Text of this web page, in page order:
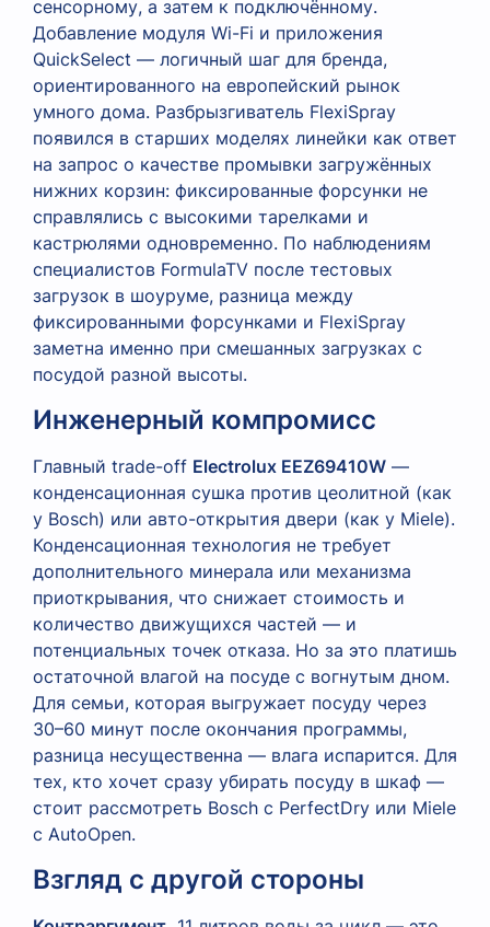
сенсорному, а затем к подключённому.
Добавление модуля Wi-Fi и приложения
QuickSelect — логичный шаг для бренда,
ориентированного на европейский рынок
умного дома. Разбрызгиватель FlexiSpray
появился в старших моделях линейки как ответ
на запрос о качестве промывки загружённых
нижних корзин: фиксированные форсунки не
справлялись с высокими тарелками и
кастрюлями одновременно. По наблюдениям
специалистов FormulaTV после тестовых
загрузок в шоуруме, разница между
фиксированными форсунками и FlexiSpray
заметна именно при смешанных загрузках с
посудой разной высоты.
Инженерный компромисс
Главный trade-off Electrolux EEZ69410W —
конденсационная сушка против цеолитной (как
у Bosch) или авто-открытия двери (как у Miele).
Конденсационная технология не требует
дополнительного минерала или механизма
приоткрывания, что снижает стоимость и
количество движущихся частей — и
потенциальных точек отказа. Но за это платишь
остаточной влагой на посуде с вогнутым дном.
Для семьи, которая выгружает посуду через
30–60 минут после окончания программы,
разница несущественна — влага испарится. Для
тех, кто хочет сразу убирать посуду в шкаф —
стоит рассмотреть Bosch с PerfectDry или Miele
с AutoOpen.
Взгляд с другой стороны